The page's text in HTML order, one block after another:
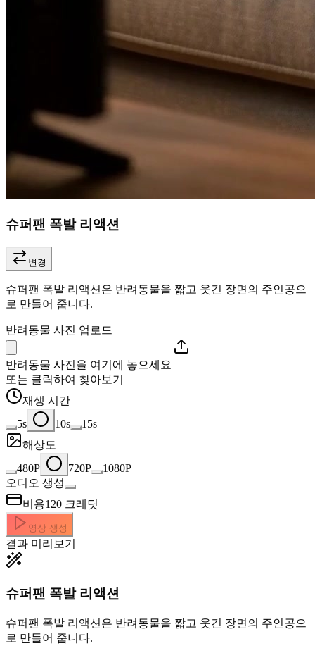
슈퍼팬 폭발 리액션
변경
슈퍼팬 폭발 리액션은 반려동물을 짧고 웃긴 장면의 주인공으
로 만들어 줍니다.
반려동물 사진 업로드
반려동물 사진을 여기에 놓으세요
또는 클릭하여 찾아보기
재생 시간
5s
10s
15s
해상도
480P
720P
1080P
오디오 생성
비용120 크레딧
영상 생성
결과 미리보기
슈퍼팬 폭발 리액션
슈퍼팬 폭발 리액션은 반려동물을 짧고 웃긴 장면의 주인공으
로 만들어 줍니다.